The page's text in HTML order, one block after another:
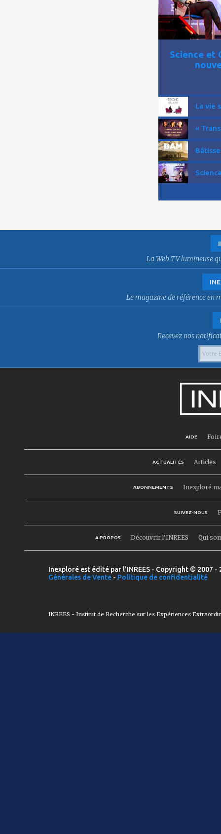
Science et
La vie
«
La Web TV lumineuse
Le magazine de référence en
Recevez nos
AIDE
ACTUALITÉS Articles
ABONNEMENTS Inexploré
SUIVEZ-NOUS
A PROPOS Découvrir l'INREES Qui
Inexploré est édité par l'INREES - Copyright © 2007
Générales de Vente - Politique de confidentialité
INREES - Institut de Recherche sur les Expériences